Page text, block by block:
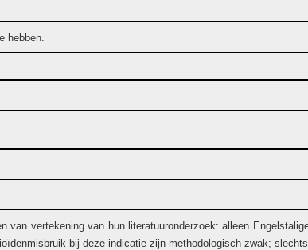
hebben.
van vertekening van hun literatuuronderzoek: alleen
bij deze indicatie zijn methodologisch zwak;